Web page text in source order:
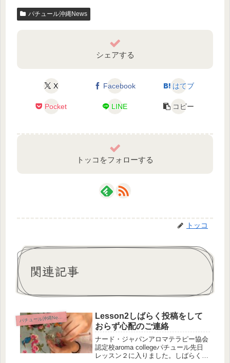
パチュール沖縄News
シェアする
X Facebook はてブ
Pocket LINE コピー
トッコをフォローする
トッコ
関連記事
パ
チュール沖縄News
Lesson2しばらく投稿をして
おらず心配のご連絡
ナード・ジャパンアロマテラピー協会
認定校aroma collegeパチュール先日
レッスン２に入りました。しばらく投